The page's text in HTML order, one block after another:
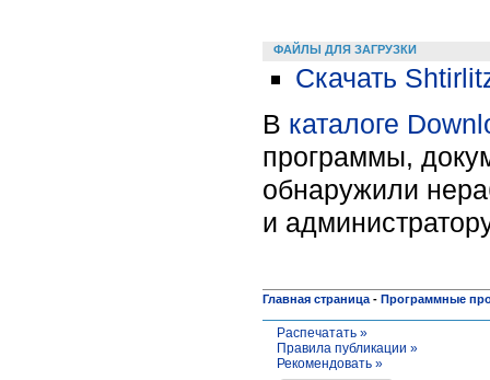
ФАЙЛЫ ДЛЯ ЗАГРУЗКИ
Скачать
В каталоге
программы,
обнаружили
и
Главная страница - Программные
Распечатать »
Правила публикации »
Рекомендовать »